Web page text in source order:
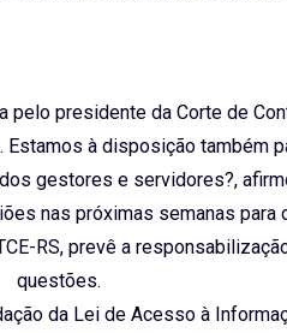
presidente da Corte de
à disposição também
gestores e servidores?,
nas próximas semanas
RS, prevê a
questões.
da Lei de Acesso à